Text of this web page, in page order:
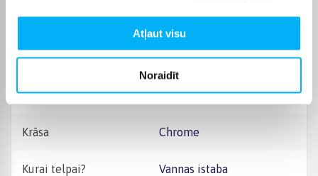
Atļaut visu
Noraidīt
Ražotājs Ravak
Garantijas laiks 24 mēn.
Tips Dušas sienas
Krāsa Chrome
Kurai telpai? Vannas istaba